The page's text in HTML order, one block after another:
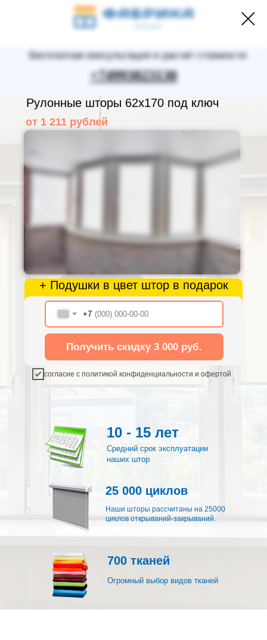
Бесплатная консультация и расчет стоимости
+74993023130
Рулонные шторы 62х170 под ключ
от 1 211 рублей
10 - 15 лет
Средний срок эксплуатации
наших штор
25 000 циклов
Наши шторы рассчитаны на 25000
циклов открываний-закрываний.
Огромный выбор видов тканей
700 тканей
+ Подушки в цвет штор в подарок
согласие с политикой конфиденциальности и офертой
+7
Получить скидку 3 000 руб.